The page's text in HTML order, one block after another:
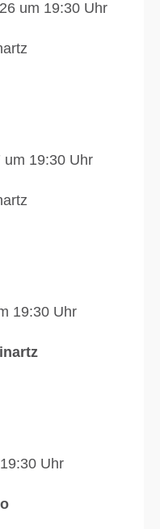
um 19:30 Uhr
um 19:30 Uhr
19:30 Uhr
Uhr